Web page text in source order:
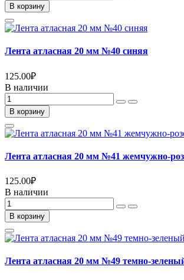
В корзину
Лента атласная 20 мм №40 синяя
125.00₽
В наличии
В корзину
Лента атласная 20 мм №41 жемчужно-
125.00₽
В наличии
В корзину
Лента атласная 20 мм №49 темно-